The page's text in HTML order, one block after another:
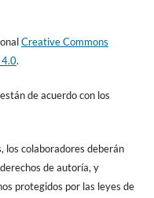
Creative Commons
.
de acuerdo con los
los colaboradores deberán
de autoría, y
protegidos por las leyes de